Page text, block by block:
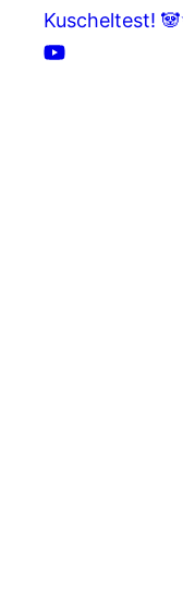
Kuscheltest!